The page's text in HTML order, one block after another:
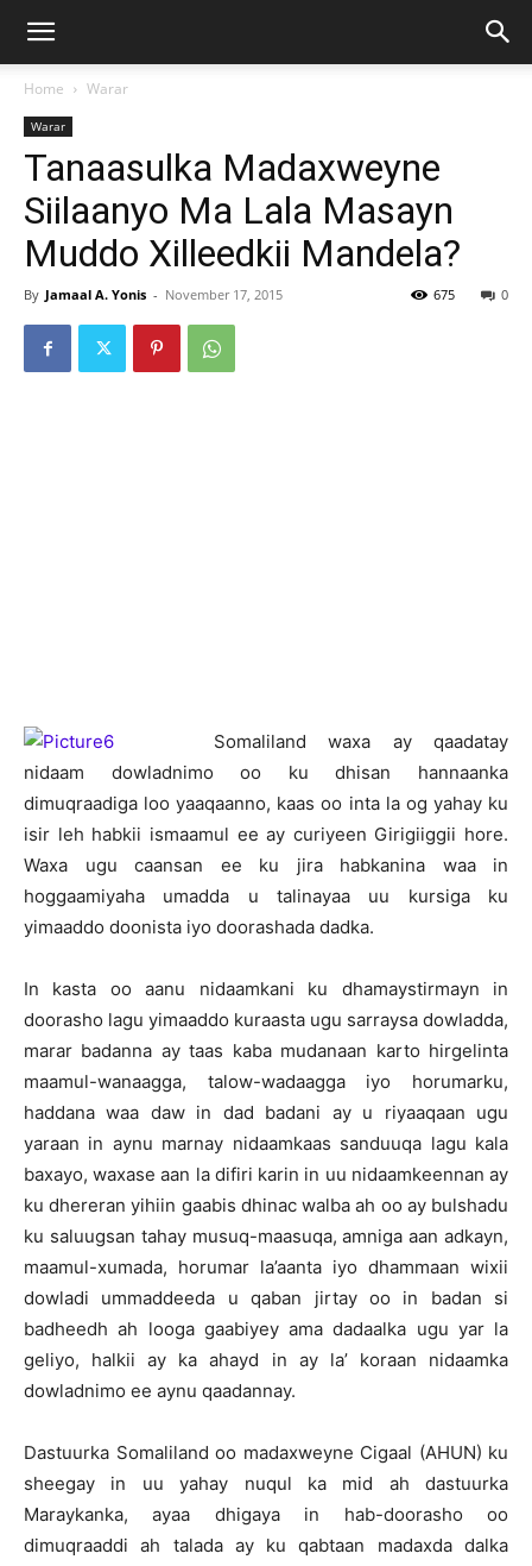
Home Warar
Warar
Tanaasulka Madaxweyne
Siilaanyo Ma Lala Masayn
Muddo Xilleedkii Mandela?
By Jamaal A. Yonis - November 17, 2015 0
675
Somaliland waxa ay qaadatay
nidaam dowladnimo oo ku dhisan hannaanka
dimuqraadiga loo yaaqaanno, kaas oo inta la og yahay ku
isir leh habkii ismaamul ee ay curiyeen Girigiiggii hore.
Waxa ugu caansan ee ku jira habkanina waa in
hoggaamiyaha umadda u talinayaa uu kursiga ku
yimaaddo doonista iyo doorashada dadka.
In kasta oo aanu nidaamkani ku dhamaystirmayn in
doorasho lagu yimaaddo kuraasta ugu sarraysa dowladda,
marar badanna ay taas kaba mudanaan karto hirgelinta
maamul-wanaagga, talow-wadaagga iyo horumarku,
haddana waa daw in dad badani ay u riyaaqaan ugu
yaraan in aynu marnay nidaamkaas sanduuqa lagu kala
baxayo, waxase aan la difiri karin in uu nidaamkeennan ay
ku dhereran yihiin gaabis dhinac walba ah oo ay bulshadu
ku saluugsan tahay musuq-maasuqa, amniga aan adkayn,
maamul-xumada, horumar la’aanta iyo dhammaan wixii
dowladi ummaddeeda u qaban jirtay oo in badan si
badheedh ah looga gaabiyey ama dadaalka ugu yar la
geliyo, halkii ay ka ahayd in ay la’ koraan nidaamka
dowladnimo ee aynu qaadannay.
Dastuurka Somaliland oo madaxweyne Cigaal (AHUN) ku
sheegay in uu yahay nuqul ka mid ah dastuurka
Maraykanka, ayaa dhigaya in hab-doorasho oo
dimuqraaddi ah talada ay ku qabtaan madaxda dalka